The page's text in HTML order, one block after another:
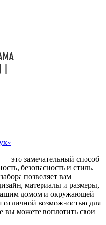
это замечательный способ
безопасность и стиль.
позволяет вам
материалы и размеры,
домом и окружающей
отличной возможностью для
вы можете воплотить свои